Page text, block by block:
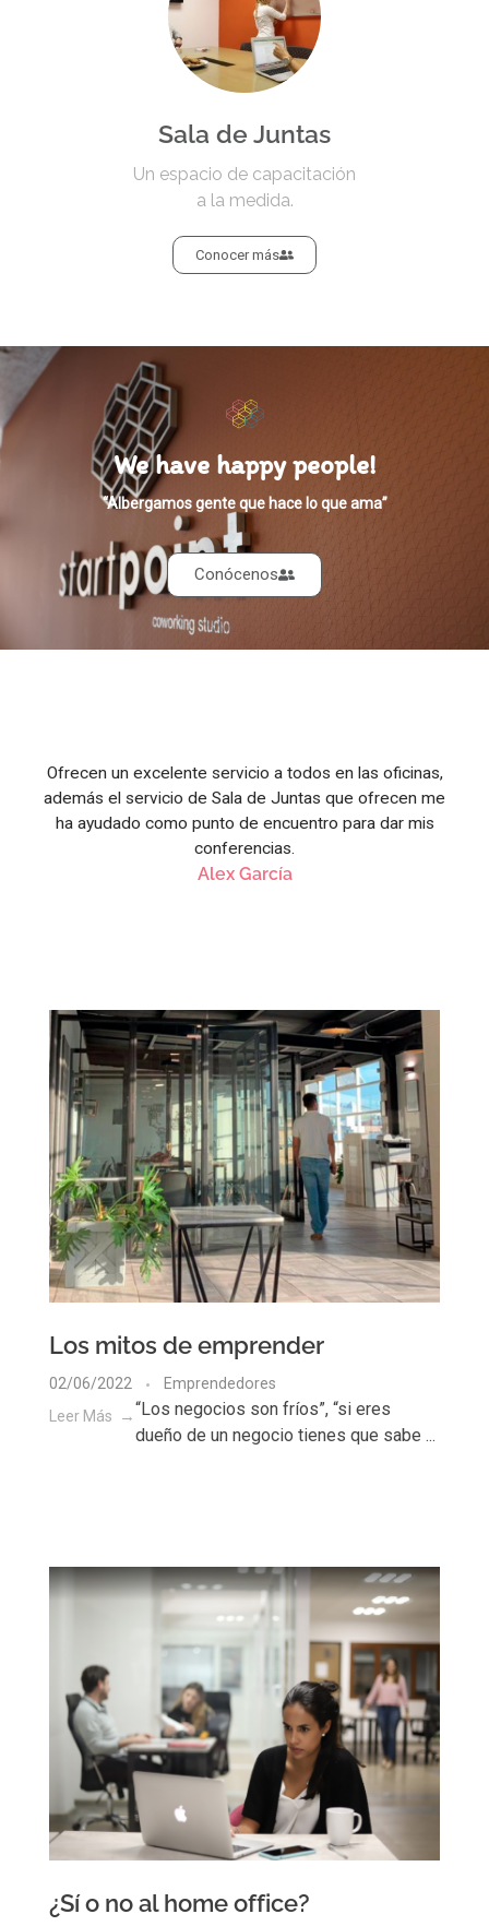
Sala de Juntas
Un espacio de capacitación
a la medida.
Conocer más
We have happy people!
“Albergamos gente que hace lo que ama”
Conócenos
Ofrecen un excelente servicio a todos en las oficinas,
además el servicio de Sala de Juntas que ofrecen me
ha ayudado como punto de encuentro para dar mis
conferencias.
Alex García
Los mitos de emprender
02/06/2022
Emprendedores
Leer Más
“Los negocios son fríos”, “si eres
dueño de un negocio tienes que sabe ...
¿Sí o no al home office?